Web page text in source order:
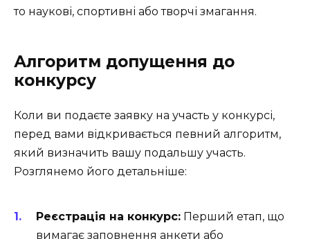
то наукові, спортивні або творчі змагання.
Алгоритм допущення до
конкурсу
Коли ви подаєте заявку на участь у конкурсі,
перед вами відкривається певний алгоритм,
який визначить вашу подальшу участь.
Розглянемо його детальніше:
Реєстрація на конкурс: Перший етап, що
вимагає заповнення анкети або